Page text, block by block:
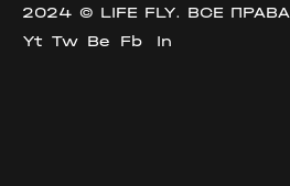
2024 © LIFE FLY. ВСЕ
Yt Tw Be Fb In